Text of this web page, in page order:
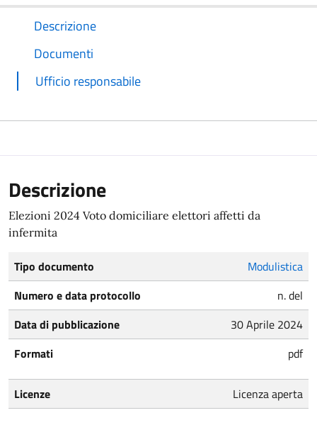
Descrizione
Documenti
Ufficio responsabile
Descrizione
Elezioni 2024 Voto domiciliare elettori affetti da
infermita
Tipo documento
Modulistica
Numero e data protocollo
n. del
Data di pubblicazione
30 Aprile 2024
Formati
pdf
Licenze Licenza aperta